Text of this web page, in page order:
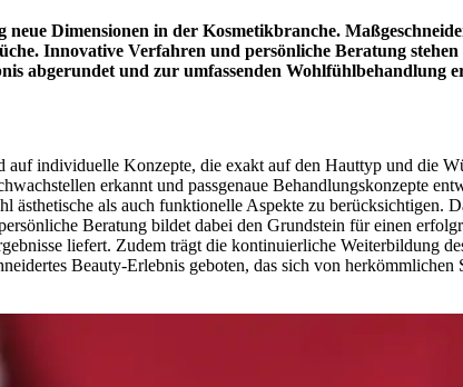
Dimensionen in der Kosmetikbranche.
Innovative Verfahren und persönliche Beratung
abgerundet und zur umfassenden Wohlfühlbehandlung
individuelle Konzepte, die exakt auf den Hauttyp und die
erkannt und passgenaue Behandlungskonzepte
als auch funktionelle Aspekte zu berücksichtigen.
Beratung bildet dabei den Grundstein für einen
liefert. Zudem trägt die kontinuierliche Weiterbildung
Beauty-Erlebnis geboten, das sich von herkömmlichen